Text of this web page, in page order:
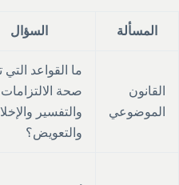
المسألة السؤال
القانون
الموضوعي
ما القواعد التي
صحة الالتزامات
والتفسير
والتعويض؟